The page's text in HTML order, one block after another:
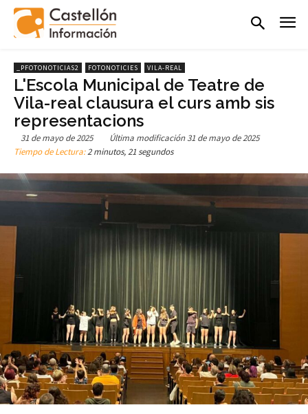
_PFOTONOTICIAS2 FOTONOTICIES VILA-REAL
L'Escola Municipal de Teatre de
Vila-real clausura el curs amb sis
representacions
31 de mayo de 2025 Última modificación 31 de mayo de 2025
Tiempo de Lectura:2 minutos, 21 segundos